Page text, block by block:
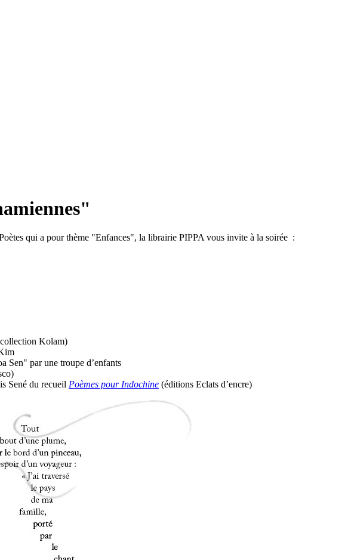
qui a pour thème "Enfances", la librairie PIPPA vous invite à la soirée :
Kolam)
Sen" par une troupe d’enfants
Sené du recueil Poèmes pour Indochine (éditions Eclats d’encre)